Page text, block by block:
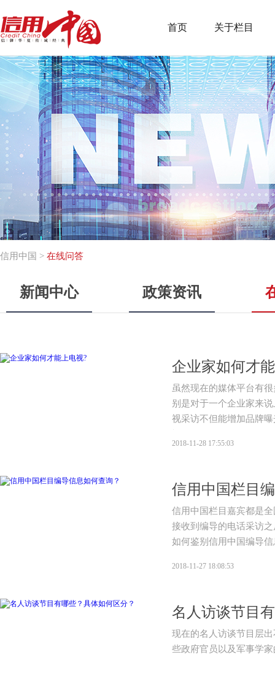
首页 关于栏目
信用中国 > 在线问答
新闻中心 政策资讯
企业家如何才
虽然现在的媒体平台有
别是对于一个企业家来
视采访不但能增加品牌
2018-11-28 17:55:03
信用中国栏目
信用中国栏目嘉宾都是
接收到编导的电话采访
如何鉴别信用中国编导
2018-11-27 18:08:53
名人访谈节目
现在的名人访谈节目层
些政府官员以及军事学